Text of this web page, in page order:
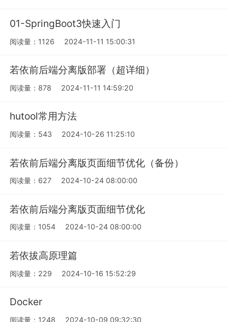
01-SpringBoot3快速入门
阅读量：1126 2024-11-11 15:00:31
若依前后端分离版部署（超详细）
阅读量：878 2024-11-11 14:59:20
hutool常用方法
阅读量：543 2024-10-26 11:25:10
若依前后端分离版页面细节优化（备份）
阅读量：627 2024-10-24 08:00:00
若依前后端分离版页面细节优化
阅读量：1054 2024-10-24 08:00:00
若依拔高原理篇
阅读量：229 2024-10-16 15:52:29
Docker
阅读量：1248 2024-10-09 09:32:30